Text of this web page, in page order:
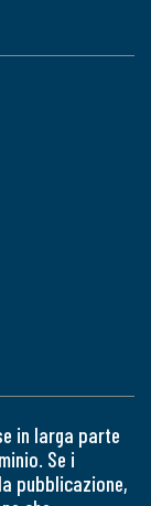
in larga parte
Se i
pubblicazione,